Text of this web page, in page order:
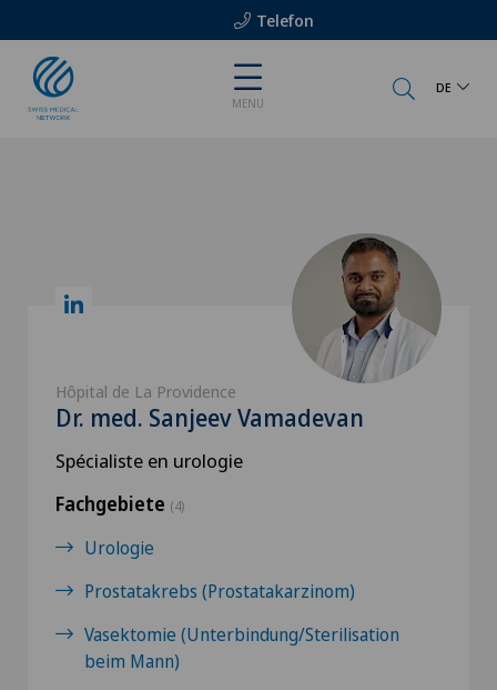
Telefon
MENU
DE
Hôpital de La Providence
Dr. med. Sanjeev Vamadevan
Spécialiste en urologie
Fachgebiete (4)
Urologie
Prostatakrebs (Prostatakarzinom)
Vasektomie (Unterbindung/Sterilisation
beim Mann)